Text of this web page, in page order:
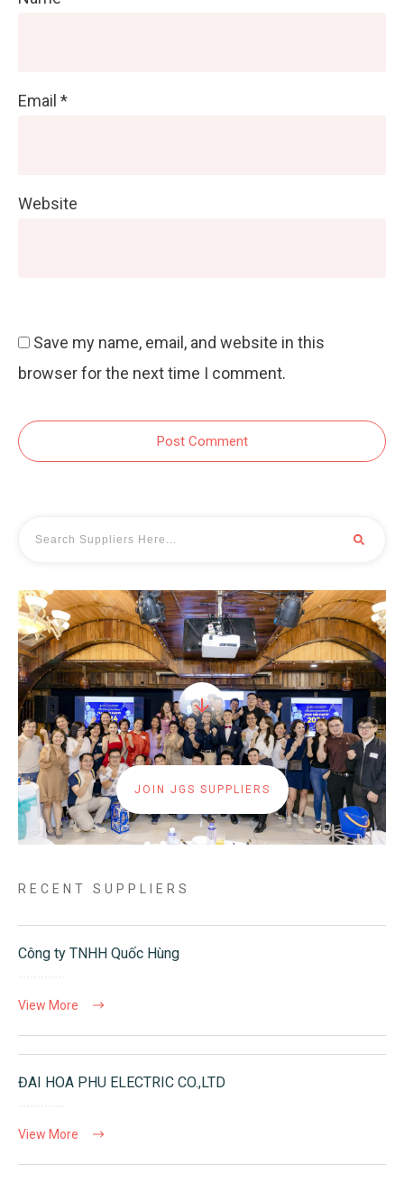
Email *
Website
Save my name, email, and website in this
browser for the next time I comment.
Post Comment
JOIN JGS SUPPLIERS
RECENT SUPPLIERS
Công ty TNHH Quốc Hùng
View More
ĐAI HOA PHU ELECTRIC CO.,LTD
View More